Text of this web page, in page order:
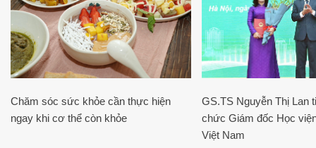
Chăm sóc sức khỏe cần thực hiện
ngay khi cơ thể còn khỏe
GS.TS Nguyễn Thị Lan
chức Giám đốc Học
Việt Nam